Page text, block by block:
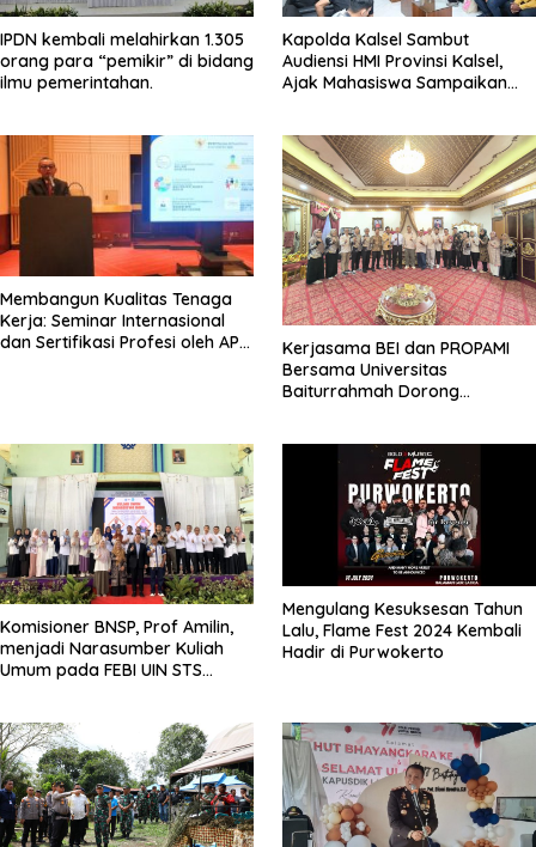
IPDN kembali melahirkan 1.305
orang para “pemikir” di bidang
ilmu pemerintahan.
Kapolda Kalsel Sambut
Audiensi HMI Provinsi Kalsel,
Ajak Mahasiswa Sampaikan
Membangun Kualitas Tenaga
Kerja: Seminar Internasional
dan Sertifikasi Profesi oleh APPI
Kerjasama BEI dan PROPAMI
Bersama Universitas
Baiturrahmah Dorong
Komisioner BNSP, Prof Amilin,
menjadi Narasumber Kuliah
Umum pada FEBI UIN STS
Mengulang Kesuksesan Tahun
Lalu, Flame Fest 2024 Kembali
Hadir di Purwokerto